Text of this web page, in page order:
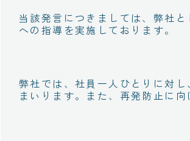
当該発言につきましては、弊社
への指導を実施しております。
弊社では、社員一人ひとりに対
まいります。また、再発防止に